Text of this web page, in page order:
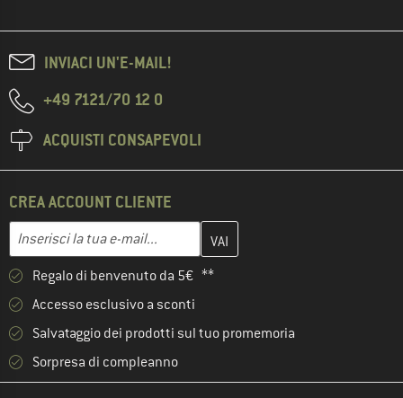
INVIACI UN'E-MAIL!
+49 7121/70 12 0
ACQUISTI CONSAPEVOLI
CREA ACCOUNT CLIENTE
Indirizzo e-mail
Inserisci qui il tuo indirizzo e-mail e crea il tuo account cliente
Regalo di benvenuto da 5€ **
Accesso esclusivo a sconti
Salvataggio dei prodotti sul tuo promemoria
Sorpresa di compleanno